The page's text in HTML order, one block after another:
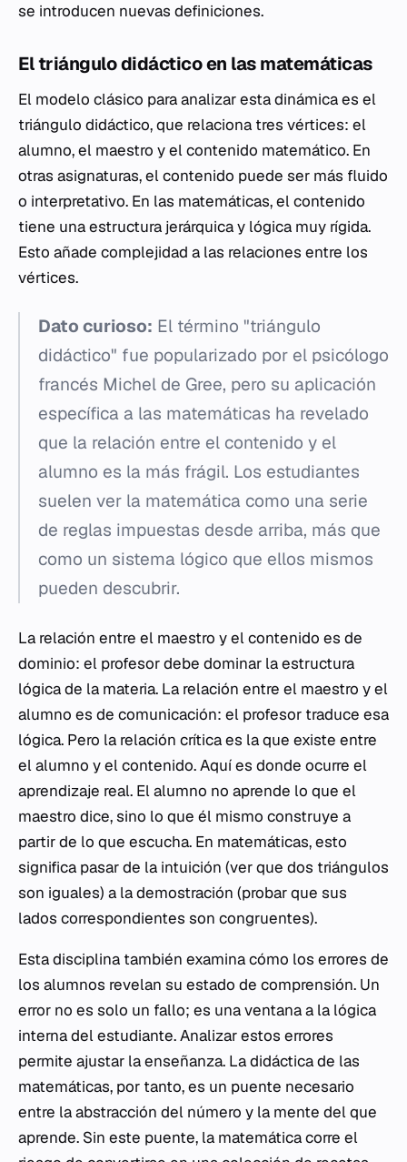
se introducen nuevas definiciones.
El triángulo didáctico en las matemáticas
El modelo clásico para analizar esta dinámica es el
triángulo didáctico, que relaciona tres vértices: el
alumno, el maestro y el contenido matemático. En
otras asignaturas, el contenido puede ser más fluido
o interpretativo. En las matemáticas, el contenido
tiene una estructura jerárquica y lógica muy rígida.
Esto añade complejidad a las relaciones entre los
vértices.
Dato curioso: El término "triángulo
didáctico" fue popularizado por el psicólogo
francés Michel de Gree, pero su aplicación
específica a las matemáticas ha revelado
que la relación entre el contenido y el
alumno es la más frágil. Los estudiantes
suelen ver la matemática como una serie
de reglas impuestas desde arriba, más que
como un sistema lógico que ellos mismos
pueden descubrir.
La relación entre el maestro y el contenido es de
dominio: el profesor debe dominar la estructura
lógica de la materia. La relación entre el maestro y el
alumno es de comunicación: el profesor traduce esa
lógica. Pero la relación crítica es la que existe entre
el alumno y el contenido. Aquí es donde ocurre el
aprendizaje real. El alumno no aprende lo que el
maestro dice, sino lo que él mismo construye a
partir de lo que escucha. En matemáticas, esto
significa pasar de la intuición (ver que dos triángulos
son iguales) a la demostración (probar que sus
lados correspondientes son congruentes).
Esta disciplina también examina cómo los errores de
los alumnos revelan su estado de comprensión. Un
error no es solo un fallo; es una ventana a la lógica
interna del estudiante. Analizar estos errores
permite ajustar la enseñanza. La didáctica de las
matemáticas, por tanto, es un puente necesario
entre la abstracción del número y la mente del que
aprende. Sin este puente, la matemática corre el